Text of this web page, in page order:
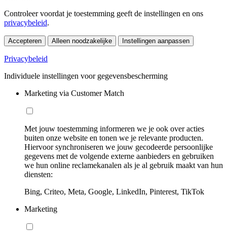
Controleer voordat je toestemming geeft de instellingen en ons
privacybeleid.
Accepteren Alleen noodzakelijke Instellingen aanpassen
Privacybeleid
Individuele instellingen voor gegevensbescherming
Marketing via Customer Match
Met jouw toestemming informeren we je ook over acties
buiten onze website en tonen we je relevante producten.
Hiervoor synchroniseren we jouw gecodeerde persoonlijke
gegevens met de volgende externe aanbieders en gebruiken
we hun online reclamekanalen als je al gebruik maakt van hun
diensten:
Bing, Criteo, Meta, Google, LinkedIn, Pinterest, TikTok
Marketing